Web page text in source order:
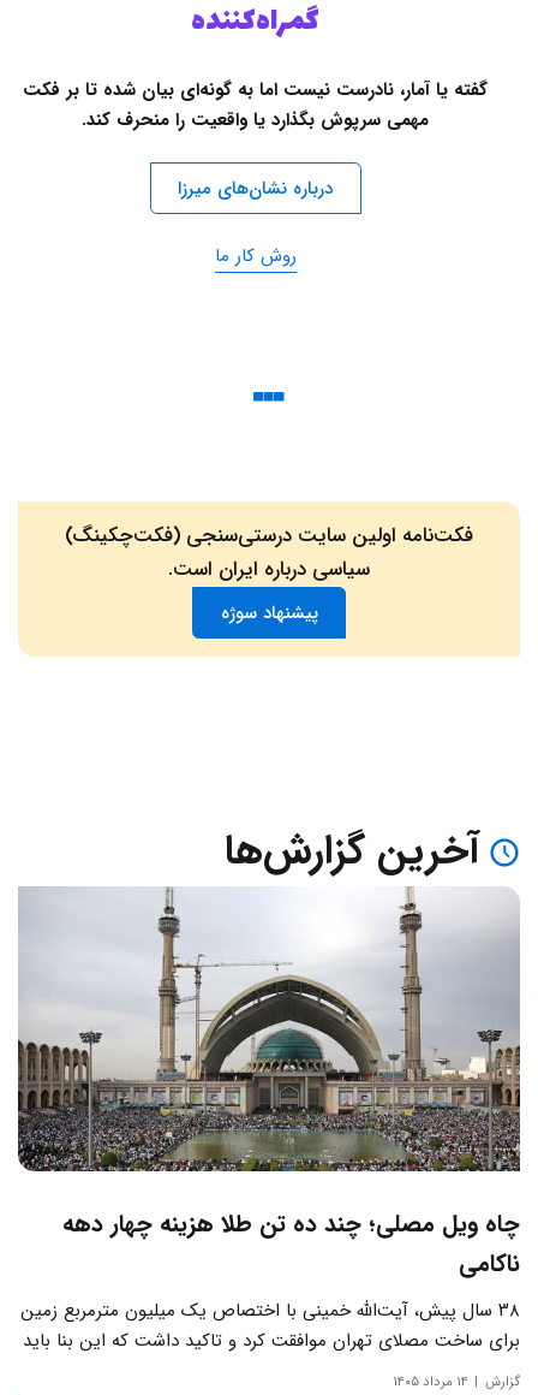
گمراه‌کننده
گفته یا آمار، نادرست نیست اما به گونه‌ای بیان شده تا بر فکت
مهمی سرپوش بگذارد یا واقعیت را منحرف کند.
درباره نشان‌های میرزا
روش کار ما
فکت‌نامه اولین سایت درستی‌سنجی (فکت‌چکینگ)
سیاسی درباره ایران است.
پیشنهاد سوژه
آخرین گزارش‌ها
چاه ویل مصلی؛ چند ده تن طلا هزینه چهار دهه
ناکامی
۳۸ سال پیش، آیت‌الله خمینی با اختصاص یک میلیون مترمربع زمین
برای ساخت مصلای تهران موافقت کرد و تاکید داشت که این بنا باید
به دور از زرق‌وبرق و یادآور سادگی مساجد صدر اسلام باشد.
گزارش ۱۴ مرداد ۱۴۰۵